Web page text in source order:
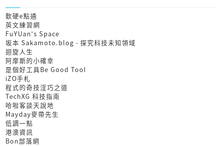
軟硬e點通
英文練習網
FuYUan's Space
坂本 Sakamoto.blog - 探究科技未知領域
迴旋人生
阿摩斯的小確幸
是個好工具Be Good Tool
iZO手札
程式的奇技淫巧之道
TechXG 科技指南
哈啦客談天說地
Mayday麥帶先生
低調一點
港澳資訊
Bon部落網